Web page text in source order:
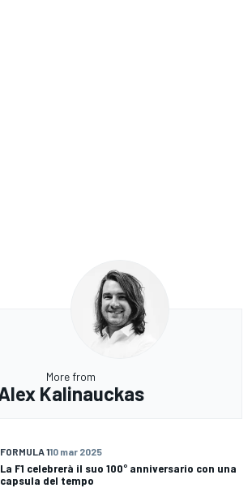
More from
Kalinauckas
FORMULA 110 mar 2025
La F1 celebrerà il suo 100° anniversario con una
capsula del tempo